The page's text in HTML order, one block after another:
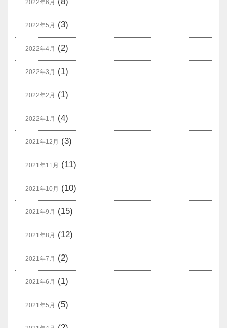
2022年6月
2022年5月 (3)
2022年4月 (2)
2022年3月 (1)
2022年2月 (1)
2022年1月 (4)
2021年12月 (3)
2021年11月 (11)
2021年10月 (10)
2021年9月 (15)
2021年8月 (12)
2021年7月 (2)
2021年6月 (1)
2021年5月 (5)